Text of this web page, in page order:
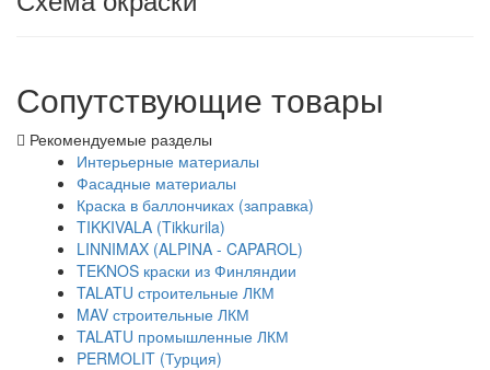
Сопутствующие товары
Рекомендуемые разделы
Интерьерные материалы
Фасадные материалы
Краска в баллончиках (заправка)
TIKKIVALA (Tikkurila)
LINNIMAX (ALPINA - CAPAROL)
TEKNOS краски из Финляндии
TALATU строительные ЛКМ
MAV строительные ЛКМ
TALATU промышленные ЛКМ
PERMOLIT (Турция)